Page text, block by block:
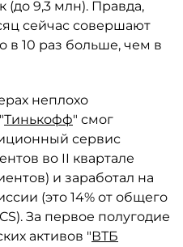
(до 9,3 млн). Правда,
сейчас совершают
в 10 раз больше, чем в
неплохо
Тинькофф" смог
сервис
во II квартале
и заработал на
(это 14% от общего
За первое полугодие
активов "ВТБ